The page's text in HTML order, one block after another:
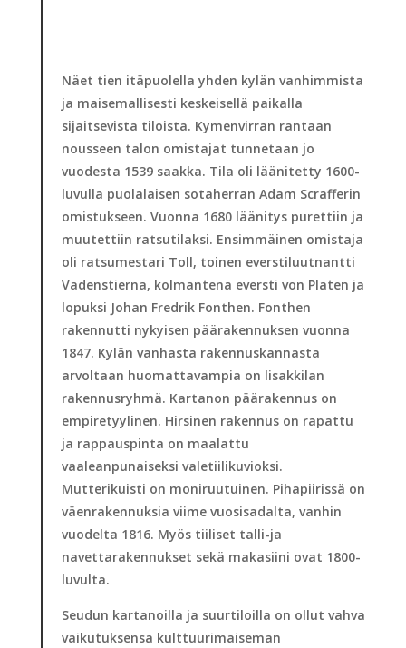
Näet tien itäpuolella yhden kylän vanhimmista
ja maisemallisesti keskeisellä paikalla
sijaitsevista tiloista. Kymenvirran rantaan
nousseen talon omistajat tunnetaan jo
vuodesta 1539 saakka. Tila oli läänitetty 1600-
luvulla puolalaisen sotaherran Adam Scrafferin
omistukseen. Vuonna 1680 läänitys purettiin ja
muutettiin ratsutilaksi. Ensimmäinen omistaja
oli ratsumestari Toll, toinen everstiluutnantti
Vadenstierna, kolmantena eversti von Platen ja
lopuksi Johan Fredrik Fonthen. Fonthen
rakennutti nykyisen päärakennuksen vuonna
1847. Kylän vanhasta rakennuskannasta
arvoltaan huomattavampia on lisakkilan
rakennusryhmä. Kartanon päärakennus on
empiretyylinen. Hirsinen rakennus on rapattu
ja rappauspinta on maalattu
vaaleanpunaiseksi valetiilikuvioksi.
Mutterikuisti on moniruutuinen. Pihapiirissä on
väenrakennuksia viime vuosisadalta, vanhin
vuodelta 1816. Myös tiiliset talli-ja
navettarakennukset sekä makasiini ovat 1800-
luvulta.
Seudun kartanoilla ja suurtiloilla on ollut vahva
vaikutuksensa kulttuurimaiseman